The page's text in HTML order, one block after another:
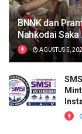
BNNK dan
Nahkodai
AGUSTUS 5,